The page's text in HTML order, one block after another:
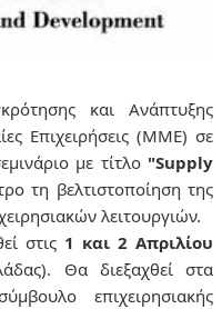
και Ανάπτυξης
Επιχειρήσεις (ΜΜΕ) σε
με τίτλο "Supply
τη βελτιστοποίηση της
λειτουργιών.
στις 1 και 2 Απριλίου
Θα διεξαχθεί στα
επιχειρησιακής